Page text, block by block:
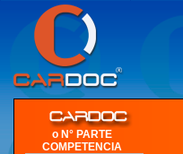
o N° PARTE
COMPETENCIA